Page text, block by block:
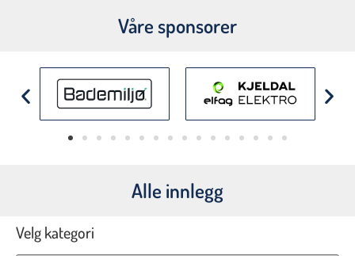
Våre sponsorer
Alle innlegg
Velg kategori